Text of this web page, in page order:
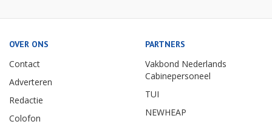
OVER ONS
Contact
Adverteren
Redactie
Colofon
PARTNERS
Vakbond Nederlands
Cabinepersoneel
TUI
NEWHEAP